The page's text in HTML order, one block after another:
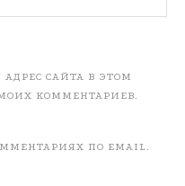
САЙТА В ЭТОМ
КОММЕНТАРИЕВ.
ПО EMAIL.